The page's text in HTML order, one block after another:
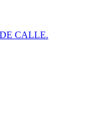
CALLE.